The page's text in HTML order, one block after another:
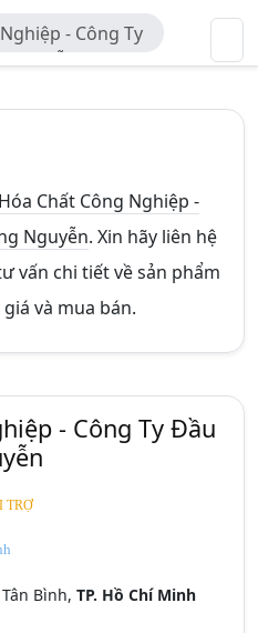
- Công Ty
Nguyễn
Hóa Chất Công Nghiệp -
Nguyễn. Xin hãy liên hệ
vấn chi tiết về sản phẩm
và mua bán.
- Công Ty Đầu
TRỢ
Bình, TP. Hồ Chí Minh